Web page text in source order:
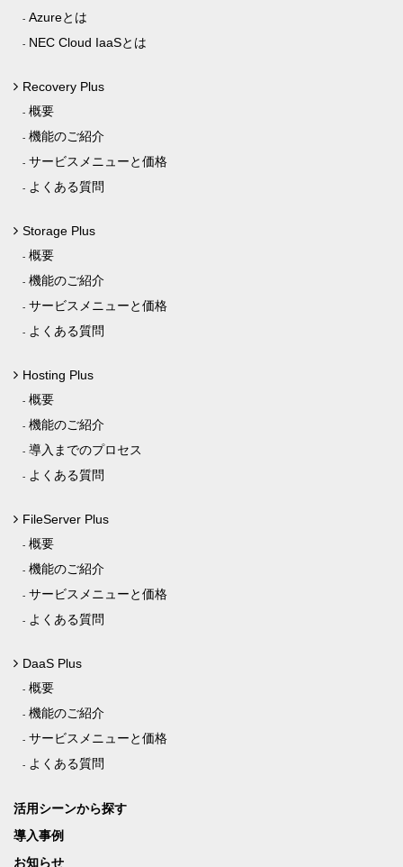
Azureとは
NEC Cloud IaaSとは
Recovery Plus
概要
機能のご紹介
サービスメニューと価格
よくある質問
Storage Plus
概要
機能のご紹介
サービスメニューと価格
よくある質問
Hosting Plus
概要
機能のご紹介
導入までのプロセス
よくある質問
FileServer Plus
概要
機能のご紹介
サービスメニューと価格
よくある質問
DaaS Plus
概要
機能のご紹介
サービスメニューと価格
よくある質問
活用シーンから探す
導入事例
お知らせ